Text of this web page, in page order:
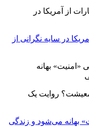
در سایه نگرانی از
معیشت؟ روایت یک
بهانه می‌شود و زندگی